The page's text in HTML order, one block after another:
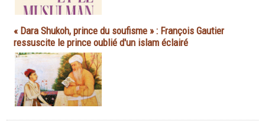
« Dara Shukoh, prince du soufisme » : François Gautier
ressuscite le prince oublié d'un islam éclairé